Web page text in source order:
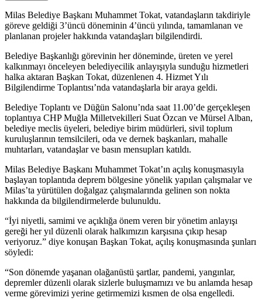
Milas Belediye Başkanı Muhammet Tokat, vatandaşların takdiriyle
göreve geldiği 3’üncü döneminin 4’üncü yılında, tamamlanan ve
planlanan projeler hakkında vatandaşları bilgilendirdi.
Belediye Başkanlığı görevinin her döneminde, üreten ve yerel
kalkınmayı önceleyen belediyecilik anlayışıyla sunduğu hizmetleri
halka aktaran Başkan Tokat, düzenlenen 4. Hizmet Yılı
Bilgilendirme Toplantısı’nda vatandaşlarla bir araya geldi.
Belediye Toplantı ve Düğün Salonu’nda saat 11.00’de gerçekleşen
toplantıya CHP Muğla Milletvekilleri Suat Özcan ve Mürsel Alban,
belediye meclis üyeleri, belediye birim müdürleri, sivil toplum
kuruluşlarının temsilcileri, oda ve dernek başkanları, mahalle
muhtarları, vatandaşlar ve basın mensupları katıldı.
Milas Belediye Başkanı Muhammet Tokat’ın açılış konuşmasıyla
başlayan toplantıda deprem bölgesine yönelik yapılan çalışmalar ve
Milas’ta yürütülen doğalgaz çalışmalarında gelinen son nokta
hakkında da bilgilendirmelerde bulunuldu.
“İyi niyetli, samimi ve açıklığa önem veren bir yönetim anlayışı
gereği her yıl düzenli olarak halkımızın karşısına çıkıp hesap
veriyoruz.” diye konuşan Başkan Tokat, açılış konuşmasında şunları
söyledi:
“Son dönemde yaşanan olağanüstü şartlar, pandemi, yangınlar,
depremler düzenli olarak sizlerle buluşmamızı ve bu anlamda hesap
verme görevimizi yerine getirmemizi kısmen de olsa engelledi.